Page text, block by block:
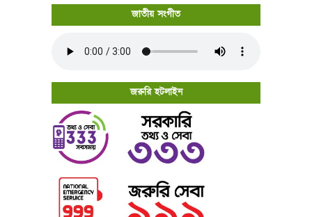
জাতীয় সংগীত
জরুরি হটলাইন